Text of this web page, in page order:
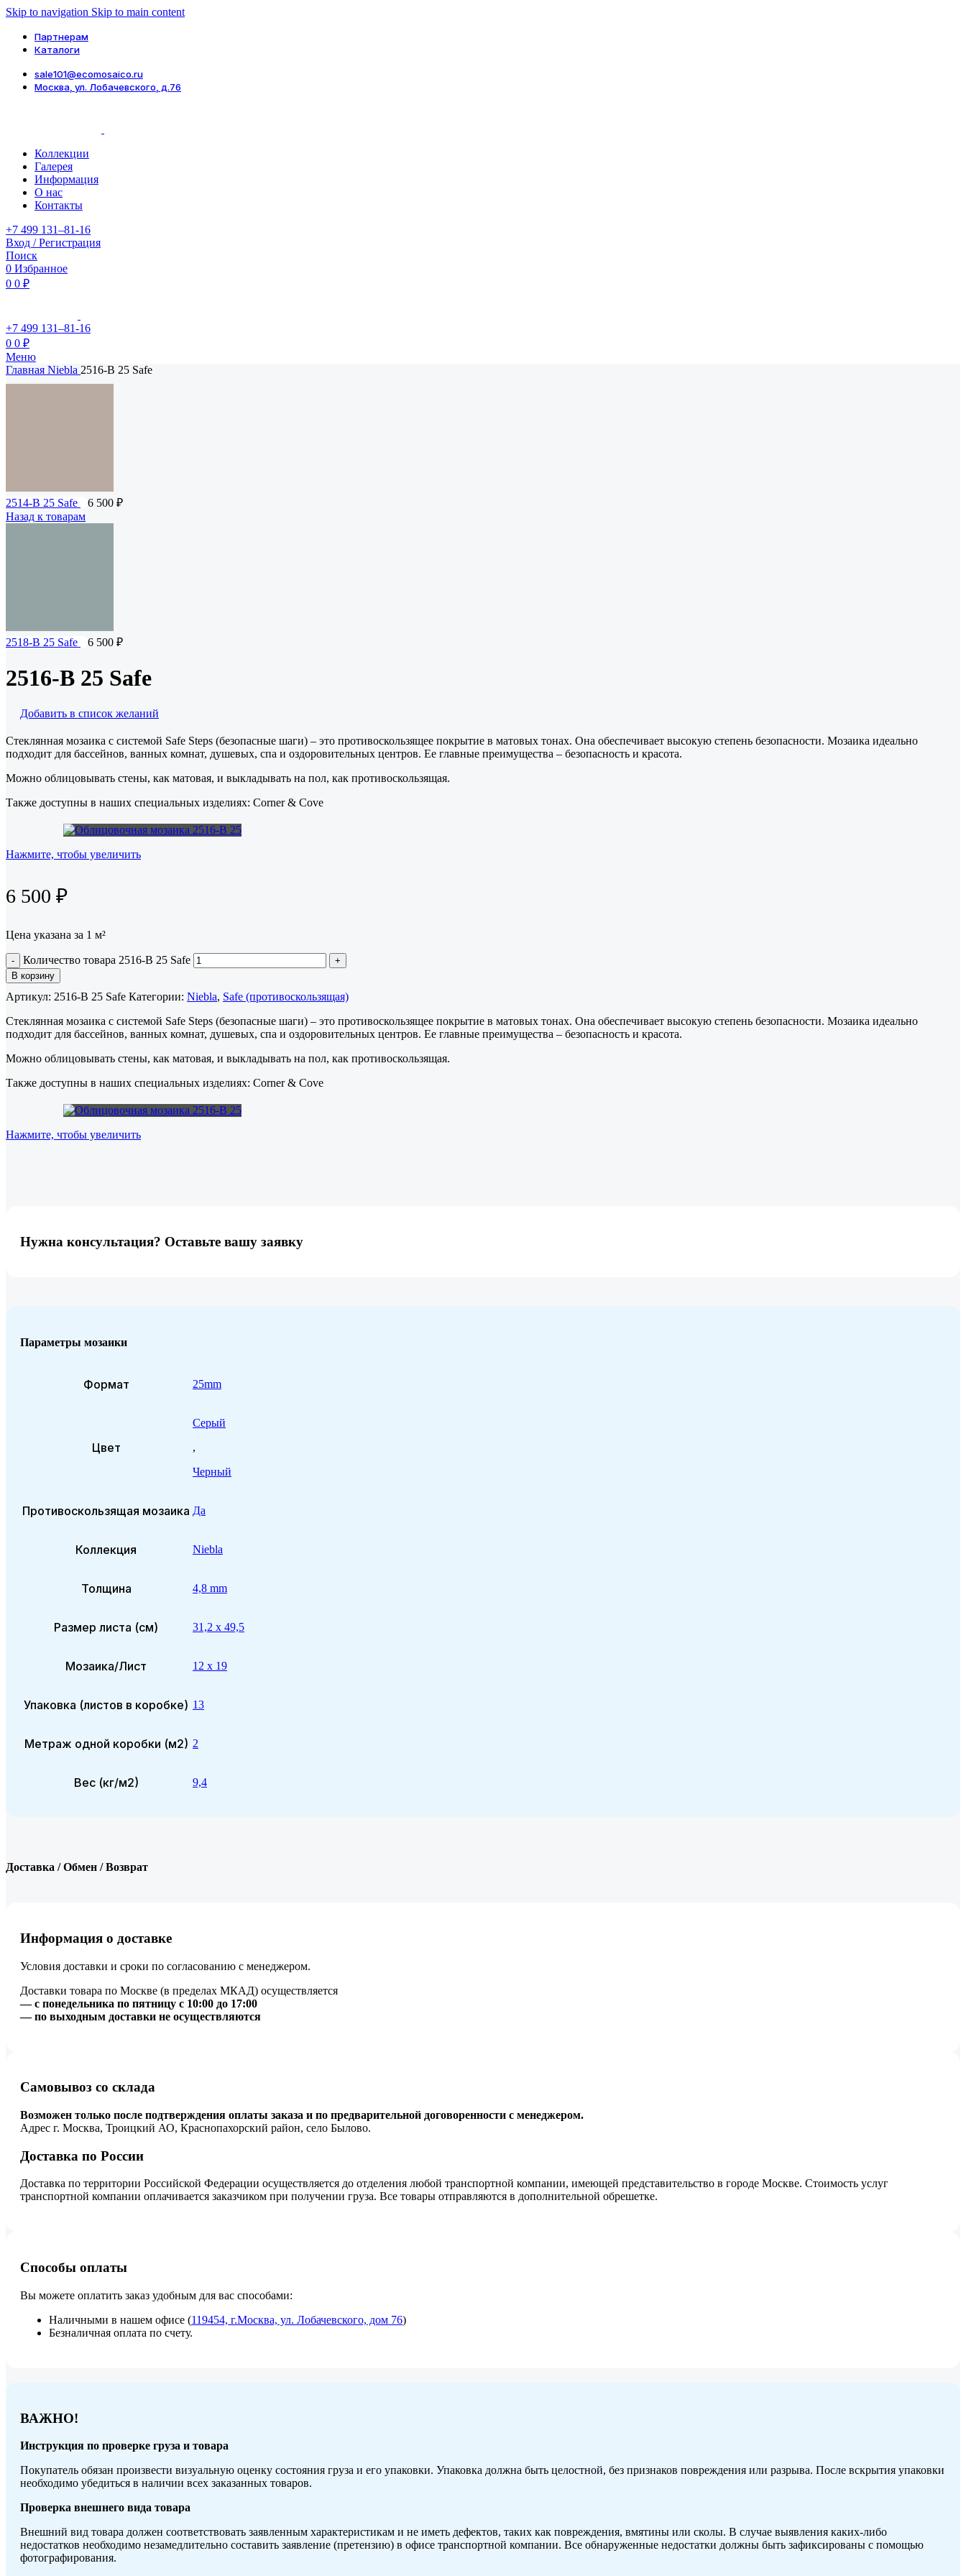
Skip to navigation Skip to main content
Партнерам
Каталоги
sale101@ecomosaico.ru
Москва, ул. Лобачевского, д.76
Коллекции
Галерея
Информация
О нас
Контакты
+7 499 131–81-16
Вход / Регистрация
Поиск
0 Избранное
0 0 ₽
+7 499 131–81-16
0 0 ₽
Меню
Главная Niebla 2516-B 25 Safe
2514-B 25 Safe 6 500 ₽
Назад к товарам
2518-B 25 Safe 6 500 ₽
2516-B 25 Safe
Добавить в список желаний
Стеклянная мозаика с системой Safe Steps (безопасные шаги) – это противоскользящее покрытие в матовых тонах. Она обеспечивает высокую степень безопасности. Мозаика идеально
подходит для бассейнов, ванных комнат, душевых, спа и оздоровительных центров. Ее главные преимущества – безопасность и красота.
Можно облицовывать стены, как матовая, и выкладывать на пол, как противоскользящая.
Также доступны в наших специальных изделиях: Corner & Cove
Нажмите, чтобы увеличить
6 500 ₽
Цена указана за 1 м²
Количество товара 2516-B 25 Safe
В корзину
Артикул: 2516-B 25 Safe Категории: Niebla, Safe (противоскользящая)
Стеклянная мозаика с системой Safe Steps (безопасные шаги) – это противоскользящее покрытие в матовых тонах. Она обеспечивает высокую степень безопасности. Мозаика идеально
подходит для бассейнов, ванных комнат, душевых, спа и оздоровительных центров. Ее главные преимущества – безопасность и красота.
Можно облицовывать стены, как матовая, и выкладывать на пол, как противоскользящая.
Также доступны в наших специальных изделиях: Corner & Cove
Нажмите, чтобы увеличить
Нужна консультация? Оставьте вашу заявку
Параметры мозаики
Формат 25mm
Цвет
Серый
,
Черный
Противоскользящая мозаика Да
Коллекция Niebla
Толщина 4,8 mm
Размер листа (см) 31,2 x 49,5
Мозаика/Лист 12 x 19
Упаковка (листов в коробке) 13
Метраж одной коробки (м2) 2
Вес (кг/м2) 9,4
Доставка / Обмен / Возврат
Информация о доставке
Условия доставки и сроки по согласованию с менеджером.
Доставки товара по Москве (в пределах МКАД) осуществляется
— с понедельника по пятницу с 10:00 до 17:00
— по выходным доставки не осуществляются
Самовывоз со склада
Возможен только после подтверждения оплаты заказа и по предварительной договоренности с менеджером.
Адрес г. Москва, Троицкий АО, Краснопахорский район, село Былово.
Доставка по России
Доставка по территории Российской Федерации осуществляется до отделения любой транспортной компании, имеющей представительство в городе Москве. Стоимость услуг
транспортной компании оплачивается заказчиком при получении груза. Все товары отправляются в дополнительной обрешетке.
Способы оплаты
Вы можете оплатить заказ удобным для вас способами:
Наличными в нашем офисе (119454, г.Москва, ул. Лобачевского, дом 76)
Безналичная оплата по счету.
ВАЖНО!
Инструкция по проверке груза и товара
Покупатель обязан произвести визуальную оценку состояния груза и его упаковки. Упаковка должна быть целостной, без признаков повреждения или разрыва. После вскрытия упаковки
необходимо убедиться в наличии всех заказанных товаров.
Проверка внешнего вида товара
Внешний вид товара должен соответствовать заявленным характеристикам и не иметь дефектов, таких как повреждения, вмятины или сколы. В случае выявления каких-либо
недостатков необходимо незамедлительно составить заявление (претензию) в офисе транспортной компании. Все обнаруженные недостатки должны быть зафиксированы с помощью
фотографирования.